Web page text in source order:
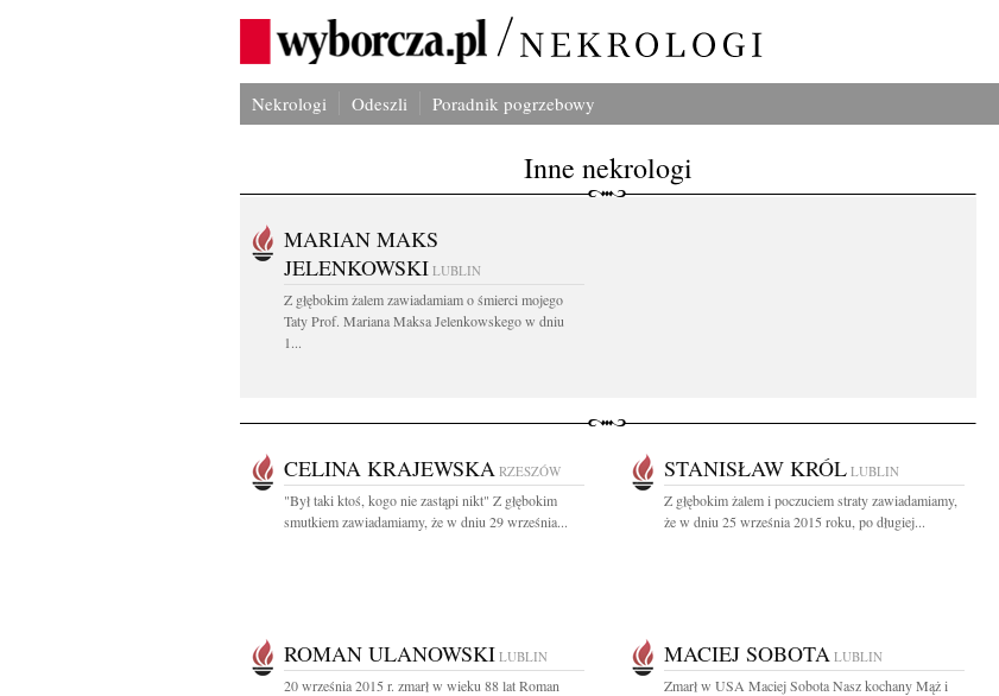
Nekrologi Odeszli Poradnik pogrzebowy
Inne nekrologi
MARIAN MAKS
JELENKOWSKI LUBLIN
Z głębokim żalem zawiadamiam o śmierci mojego
Taty Prof. Mariana Maksa Jelenkowskego w dniu
1...
CELINA KRAJEWSKA RZESZÓW
"Był taki ktoś, kogo nie zastąpi nikt" Z głębokim
smutkiem zawiadamiamy, że w dniu 29 września...
STANISŁAW KRÓL LUBLIN
Z głębokim żalem i poczuciem straty zawiadamiamy,
że w dniu 25 września 2015 roku, po długiej...
ROMAN ULANOWSKI LUBLIN
20 września 2015 r. zmarł w wieku 88 lat Roman
MACIEJ SOBOTA LUBLIN
Zmarł w USA Maciej Sobota Nasz kochany Mąż i